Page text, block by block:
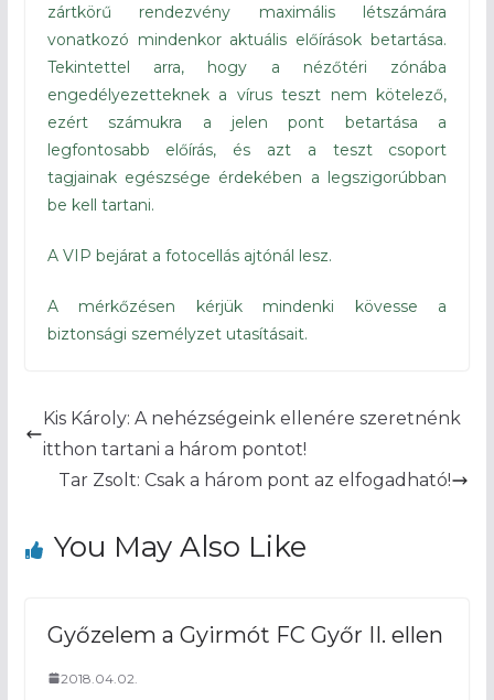
zártkörű rendezvény maximális létszámára
vonatkozó mindenkor aktuális előírások betartása.
Tekintettel arra, hogy a nézőtéri zónába
engedélyezetteknek a vírus teszt nem kötelező,
ezért számukra a jelen pont betartása a
legfontosabb előírás, és azt a teszt csoport
tagjainak egészsége érdekében a legszigorúbban
be kell tartani.
A VIP bejárat a fotocellás ajtónál lesz.
A mérkőzésen kérjük mindenki kövesse a
biztonsági személyzet utasításait.
Kis Károly: A nehézségeink ellenére szeretnénk
itthon tartani a három pontot!
Tar Zsolt: Csak a három pont az elfogadható!
You May Also Like
Győzelem a Gyirmót FC Győr II. ellen
2018.04.02.